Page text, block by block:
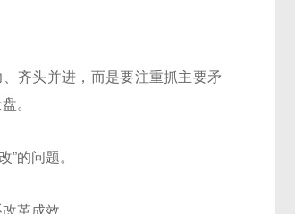
齐头并进，而是要注重抓主要矛
。
的问题。
革成效。